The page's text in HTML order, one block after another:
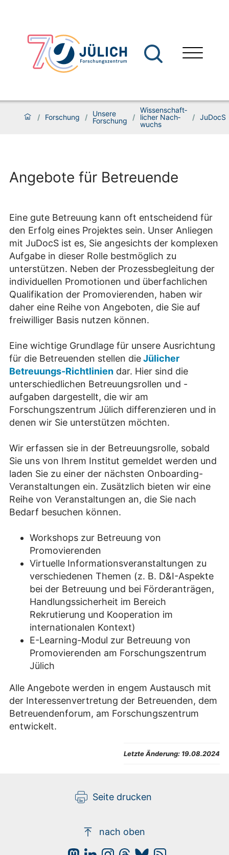
/ Forschung /
Unsere
Forschung
/
Wissenschaft­
licher Nach­
wuchs
/ JuDocS
Angebote für Betreuende
Eine gute Betreuung kann oft entscheidend für
den Erfolg eines Projektes sein. Unser Anliegen
mit JuDocS ist es, Sie angesichts der komplexen
Aufgabe in dieser Rolle bestmöglich zu
unterstützen. Neben der Prozessbegleitung der
individuellen Promotionen und überfachlichen
Qualifikation der Promovierenden, haben wir
daher eine Reihe von Angeboten, die Sie auf
freiwilliger Basis nutzen können.
Eine wichtige Grundlage für unsere Ausrichtung
für die Betreuenden stellen dieJülicher
Betreuungs-Richtlinien dar. Hier sind die
unterschiedlichen Betreuungsrollen und -
aufgaben dargestellt, die wir am
Forschungszentrum Jülich differenzieren und in
denen wir Sie unterstützen möchten.
Wir erfassen sie in der Betreuungsrolle, sobald
Sie uns von Ihrem Institut gemeldet werden und
laden Sie zu einer der nächsten Onboarding-
Veranstaltungen ein. Zusätzlich bieten wir eine
Reihe von Veranstaltungen an, die Sie nach
Bedarf besuchen können.
Workshops zur Betreuung von
Promovierenden
Virtuelle Informationsveranstaltungen zu
verschiedenen Themen (z. B. D&I-Aspekte
bei der Betreuung und bei Förderanträgen,
Handlungssicherheit im Bereich
Rekrutierung und Kooperation im
internationalen Kontext)
E-Learning-Modul zur Betreuung von
Promovierenden am Forschungszentrum
Jülich
Alle Angebote werden in engem Austausch mit
der Interessenvertretung der Betreuenden, dem
Betreuendenforum, am Forschungszentrum
entwickelt.
Letzte Änderung: 19.08.2024
Seite drucken
nach oben